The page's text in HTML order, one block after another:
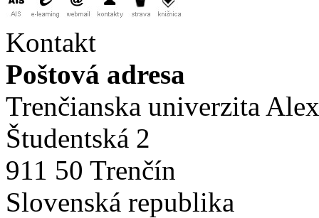
Kontakt
Poštová adresa
Trenčianska univerzita
Študentská 2
911 50 Trenčín
Slovenská republika